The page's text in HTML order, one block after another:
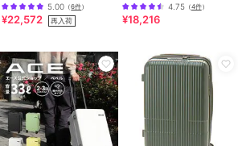
5.00 （6件）
¥22,572 再入荷
4.75（4件）
¥18,216